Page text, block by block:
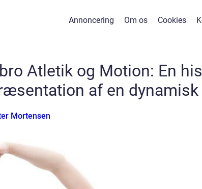
Annoncering Om os Cookies
Atletik og Motion: En
af en
Mortensen